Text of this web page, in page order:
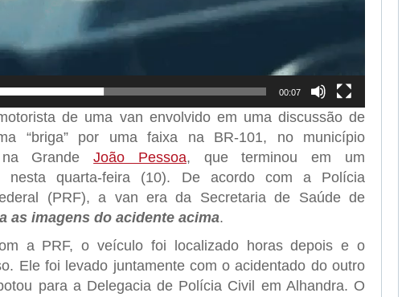
00:07
de uma van envolvido em uma discussão de
“briga” por uma faixa na BR-101, no município
GrandeJoão Pessoa, que terminou em um
nesta quarta-feira (10). De acordo com a Polícia
(PRF), a van era da Secretaria de Saúde de
as imagens do acidente acima.
a PRF, o veículo foi localizado horas depois e o
Ele foi levado juntamente com o acidentado do outro
para a Delegacia de Polícia Civil em Alhandra. O